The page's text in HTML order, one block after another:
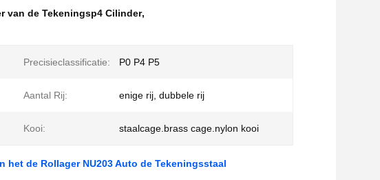
van de Tekeningsp4 Cilinder,
Precisieclassificatie: P0 P4 P5
Aantal Rij: enige rij, dubbele rij
Kooi: staalcage.brass cage.nylon kooi
de Rollager NU203 Auto de Tekeningsstaal